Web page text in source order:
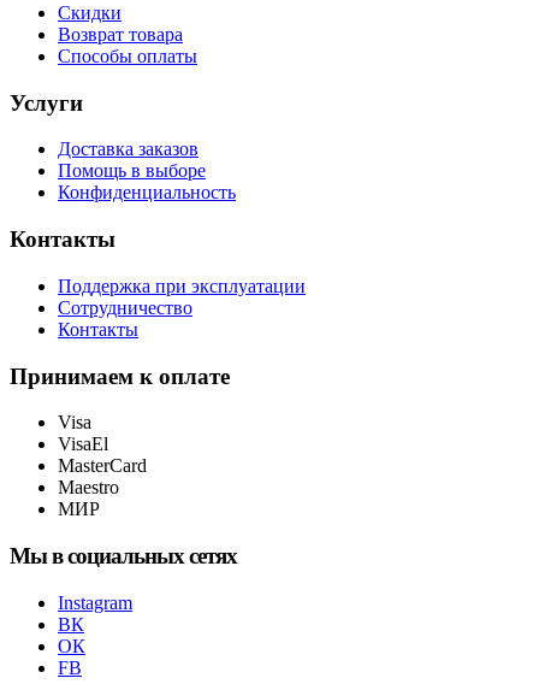
Скидки
Возврат товара
Способы оплаты
Услуги
Доставка заказов
Помощь в выборе
Конфиденциальность
Контакты
Поддержка при эксплуатации
Сотрудничество
Контакты
Принимаем к оплате
Visa
VisaEl
MasterCard
Maestro
МИР
Мы в социальных сетях
Instagram
ВК
ОК
FB